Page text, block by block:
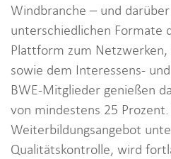
Windbranche – und
unterschiedlichen Formate
Plattform zum
sowie dem Interessens-
BWE-Mitglieder genießen
von mindestens 25 Prozent.
Weiterbildungsangebot
Qualitätskontrolle, wird